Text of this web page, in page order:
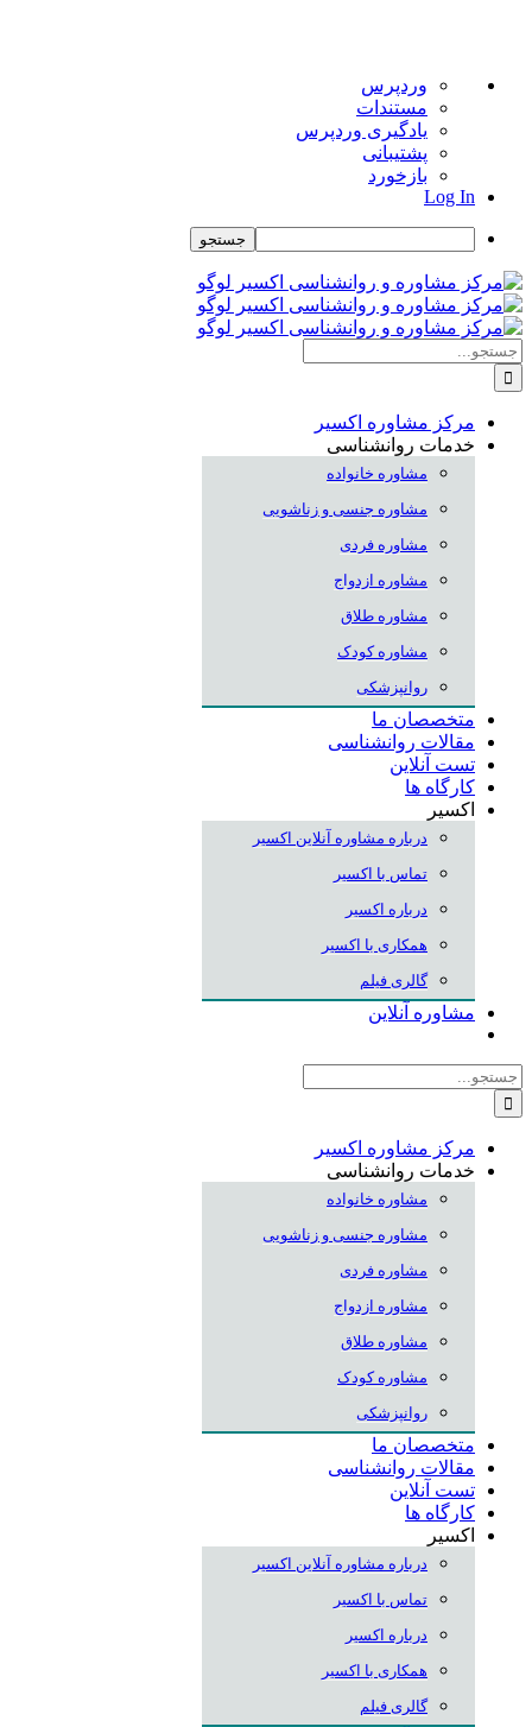
درباره
وردپرس
وردپرس
مستندات
یادگیری وردپرس
پشتیبانی
بازخورد
Log In
جستجو
Skip
to
content
جستجو
برای:
مرکز مشاوره اکسیر
خدمات روانشناسی
مشاوره خانواده
مشاوره جنسی و زناشویی
مشاوره فردی
مشاوره ازدواج
مشاوره طلاق
مشاوره کودک
روانپزشکی
متخصصان ما
مقالات روانشناسی
تست آنلاین
کارگاه ها
اکسیر
درباره مشاوره آنلاین اکسیر
تماس با اکسیر
درباره اکسیر
همکاری با اکسیر
گالری فیلم
مشاوره آنلاین
جستجو
برای:
مرکز مشاوره اکسیر
خدمات روانشناسی
مشاوره خانواده
مشاوره جنسی و زناشویی
مشاوره فردی
مشاوره ازدواج
مشاوره طلاق
مشاوره کودک
روانپزشکی
متخصصان ما
مقالات روانشناسی
تست آنلاین
کارگاه ها
اکسیر
درباره مشاوره آنلاین اکسیر
تماس با اکسیر
درباره اکسیر
همکاری با اکسیر
گالری فیلم